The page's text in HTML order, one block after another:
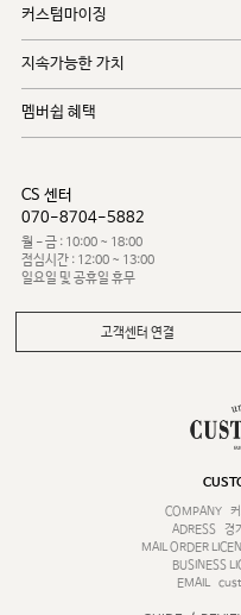
커스텀마이징
지속가능한 가치
멤버쉽 혜택
CS 센터
070-8704-5882
월 - 금 : 10:00 ~ 18:00
점심시간 : 12:00 ~ 13:00
일요일 및 공휴일 휴무
고객센터 연결
COMPANY
ADRESS
경
MAIL ORDER
BUSINESS
EMAIL